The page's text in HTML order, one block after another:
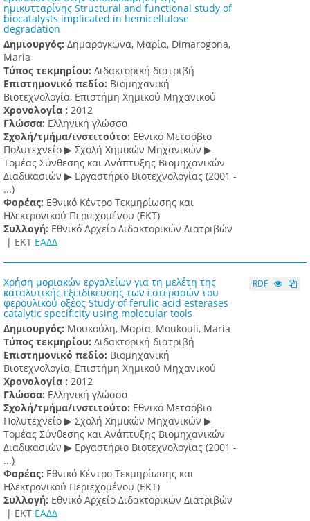
ημικυτταρίνης Structural and functional study of
biocatalysts implicated in hemicellulose
degradation
Δημιουργός: Δημαρόγκωνα, Μαρία, Dimarogona,
Maria
Τύπος τεκμηρίου: Διδακτορική διατριβή
Επιστημονικό πεδίο: Βιομηχανική
Βιοτεχνολογία, Επιστήμη Χημικού Μηχανικού
Χρονολογία : 2012
Γλώσσα: Ελληνική γλώσσα
Σχολή/τμήμα/ινστιτούτο: Εθνικό Μετσόβιο
Πολυτεχνείο ▶ Σχολή Χημικών Μηχανικών ▶
Τομέας Σύνθεσης και Ανάπτυξης Βιομηχανικών
Διαδικασιών ▶ Εργαστήριο Βιοτεχνολογίας (2001 -
...)
Φορέας: Εθνικό Κέντρο Τεκμηρίωσης και
Ηλεκτρονικού Περιεχομένου (ΕΚΤ)
Συλλογή: Εθνικό Αρχείο Διδακτορικών Διατριβών
| ΕΚΤ ΕΑΔΔ
Χρήση μοριακών εργαλείων για τη μελέτη της
καταλυτικής εξειδίκευσης των εστερασών του
φερουλικού οξέος Study of ferulic acid esterases
catalytic specificity using molecular tools
Δημιουργός: Μουκούλη, Μαρία, Moukouli, Maria
Τύπος τεκμηρίου: Διδακτορική διατριβή
Επιστημονικό πεδίο: Βιομηχανική
Βιοτεχνολογία, Επιστήμη Χημικού Μηχανικού
Χρονολογία : 2012
Γλώσσα: Ελληνική γλώσσα
Σχολή/τμήμα/ινστιτούτο: Εθνικό Μετσόβιο
Πολυτεχνείο ▶ Σχολή Χημικών Μηχανικών ▶
Τομέας Σύνθεσης και Ανάπτυξης Βιομηχανικών
Διαδικασιών ▶ Εργαστήριο Βιοτεχνολογίας (2001 -
...)
Φορέας: Εθνικό Κέντρο Τεκμηρίωσης και
Ηλεκτρονικού Περιεχομένου (ΕΚΤ)
Συλλογή: Εθνικό Αρχείο Διδακτορικών Διατριβών
| ΕΚΤ ΕΑΔΔ
RDF